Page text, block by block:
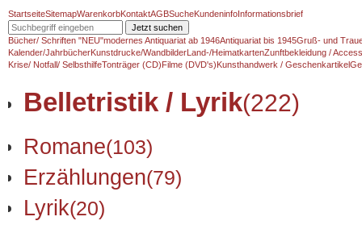
StartseiteSitemapWarenkorbKontaktAGBSucheKundeninfoInformationsbrief
Jetzt suchen
Bücher/ Schriften "NEU"modernes Antiquariat ab 1946Antiquariat bis 1945Gruß- und
Kalender/JahrbücherKunstdrucke/WandbilderLand-/HeimatkartenZunftbekleidung /
Krise/ Notfall/ SelbsthilfeTonträger (CD)Filme (DVD's)Kunsthandwerk / Geschenkartikel
Belletristik / Lyrik(222)
Romane(103)
Erzählungen(79)
Lyrik(20)